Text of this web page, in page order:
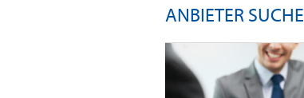
ANBIETER SUCHE